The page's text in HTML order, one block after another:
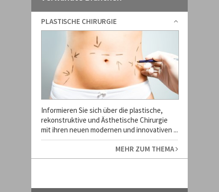
PLASTISCHE CHIRURGIE
Informieren Sie sich über die plastische,
rekonstruktive und Ästhetische Chirurgie
mit ihren neuen modernen und innovativen ...
MEHR ZUM THEMA